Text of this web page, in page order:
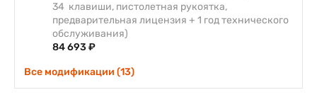
34 клавиши, пистолетная рукоятка,
предварительная лицензия + 1 год технического
обслуживания)
84 693 ₽
Все модификации (13)